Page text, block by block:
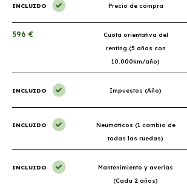
INCLUIDO Precio de compra
596 €
Cuota orientativa del
renting (5 años con
10.000km/año)
INCLUIDO Impuestos (Año)
INCLUIDO
Neumáticos (1 cambio de
todas las ruedas)
INCLUIDO
Mantenimiento y averías
(Cada 2 años)